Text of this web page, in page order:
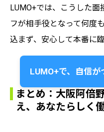
LUMO+では、こうした
フが相手役となって何度
込まず、安心して本番に
LUMO+で、自信
まとめ：大阪阿倍
え、あなたらしく